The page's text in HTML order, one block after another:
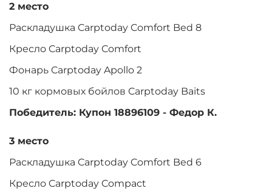
2 место
Раскладушка Carptoday Comfort Bed 8
Кресло Carptoday Comfort
Фонарь Carptoday Apollo 2
10 кг кормовых бойлов Carptoday Baits
Победитель: Купон 18896109 - Федор К.
3 место
Раскладушка Carptoday Comfort Bed 6
Кресло Carptoday Compact